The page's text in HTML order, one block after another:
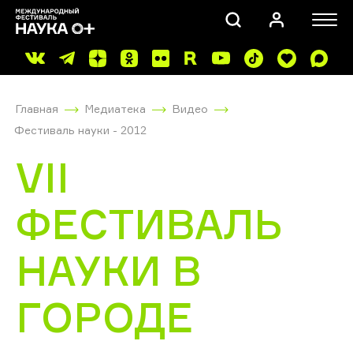
ПОИСК
Главная Медиатека
Видео
Фестиваль науки - 2012
VII
ФЕСТИВАЛЬ
НАУКИ В
ГОРОДЕ